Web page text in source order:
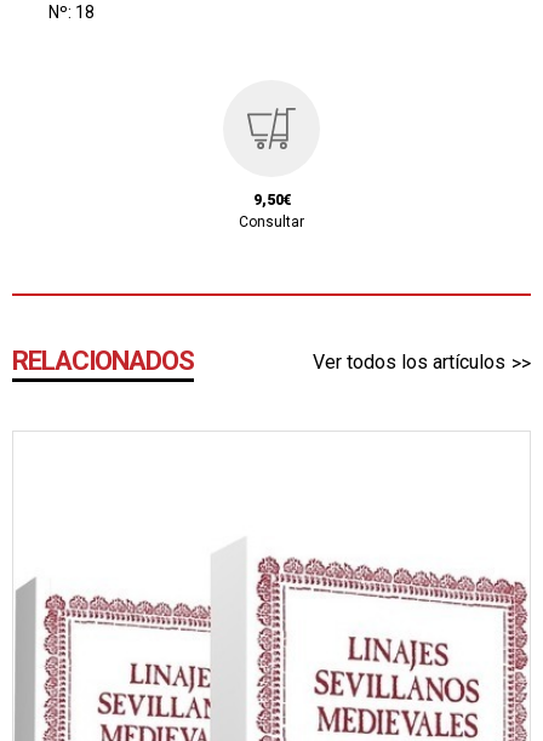
Nº: 18
9,50€
Consultar
RELACIONADOS Ver todos los artículos